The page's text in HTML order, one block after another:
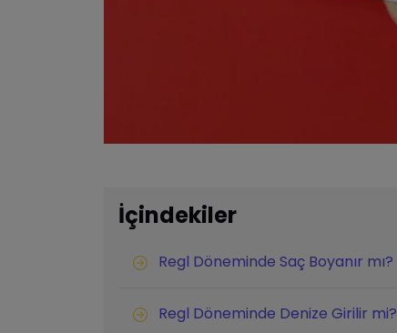
İçindekiler
Regl Döneminde Saç Boyanır mı?
Regl Döneminde Denize Girilir mi?